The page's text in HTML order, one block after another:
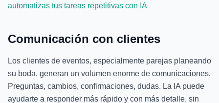
automatizas tus tareas repetitivas con IA
Comunicación con clientes
Los clientes de eventos, especialmente parejas planeando
su boda, generan un volumen enorme de comunicaciones.
Preguntas, cambios, confirmaciones, dudas. La IA puede
ayudarte a responder más rápido y con más detalle, sin